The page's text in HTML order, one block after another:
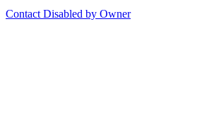
Contact Disabled by Owner